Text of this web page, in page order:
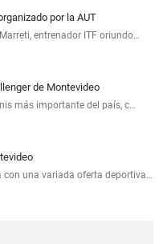
por la AUT
entrenador ITF oriundo…
de Montevideo
más importante del país, c…
con una variada oferta deportiva…